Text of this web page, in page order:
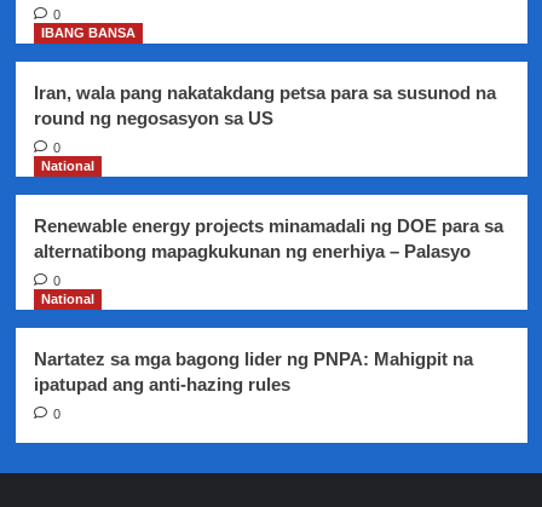
0
IBANG BANSA
Iran, wala pang nakatakdang petsa para sa susunod na
round ng negosasyon sa US
0
National
Renewable energy projects minamadali ng DOE para sa
alternatibong mapagkukunan ng enerhiya – Palasyo
0
National
Nartatez sa mga bagong lider ng PNPA: Mahigpit na
ipatupad ang anti-hazing rules
0